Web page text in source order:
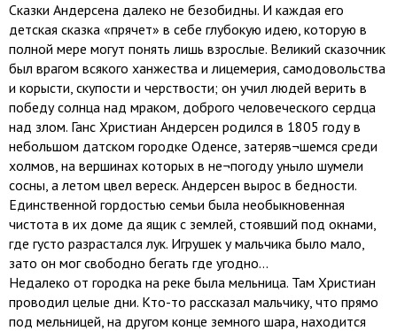
Сказки Андерсена далеко не безобидны. И каждая его
детская сказка «прячет» в себе глубокую идею, которую в
полной мере могут понять лишь взрослые. Великий сказочник
был врагом всякого ханжества и лицемерия, самодовольства
и корысти, скупости и черствости; он учил людей верить в
победу солнца над мраком, доброго человеческого сердца
над злом. Ганс Христиан Андерсен родился в 1805 году в
небольшом датском городке Оденсе, затеряв¬шемся среди
холмов, на вершинах которых в не¬погоду уныло шумели
сосны, а летом цвел вереск. Андерсен вырос в бедности.
Единственной гордостью семьи была необыкновенная
чистота в их доме да ящик с землей, стоявший под окнами,
где густо разрастался лук. Игрушек у мальчика было мало,
зато он мог свободно бегать где угодно...
Недалеко от городка на реке была мельница. Там Христиан
проводил целые дни. Кто-то рассказал мальчику, что прямо
под мельницей, на другом конце земного шара, находится